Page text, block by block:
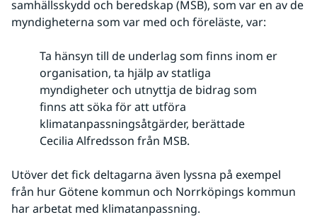
samhällsskydd och beredskap (MSB), som var en av de
myndigheterna som var med och föreläste, var:
Ta hänsyn till de underlag som finns inom er
organisation, ta hjälp av statliga
myndigheter och utnyttja de bidrag som
finns att söka för att utföra
klimatanpassningsåtgärder, berättade
Cecilia Alfredsson från MSB.
Utöver det fick deltagarna även lyssna på exempel
från hur Götene kommun och Norrköpings kommun
har arbetat med klimatanpassning.